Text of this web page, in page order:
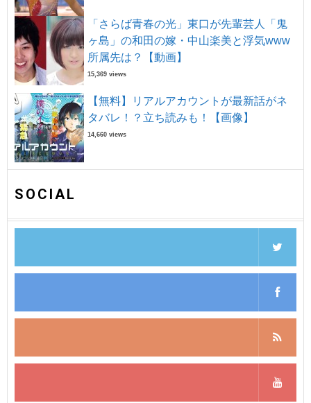
「さらば青春の光」東口が先輩芸人「鬼
ヶ島」の和田の嫁・中山楽美と浮気www
所属先は？【動画】
15,369 views
【無料】リアルアカウントが最新話がネ
タバレ！？立ち読みも！【画像】
14,660 views
SOCIAL